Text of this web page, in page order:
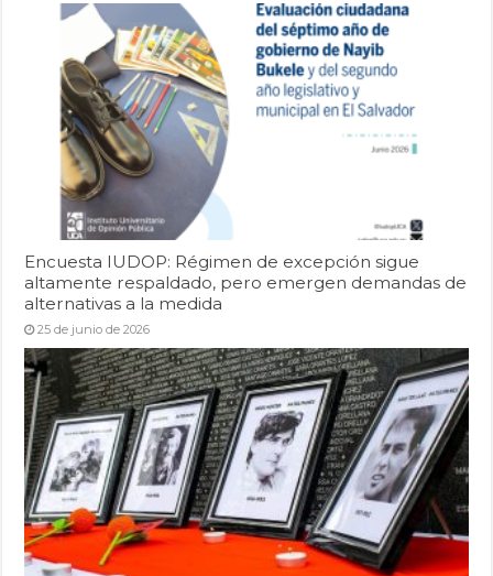
Encuesta IUDOP: Régimen de excepción sigue
altamente respaldado, pero emergen demandas de
alternativas a la medida
25 de junio de 2026